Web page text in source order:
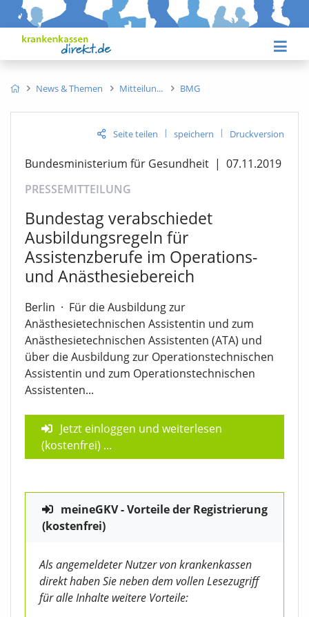
News & Themen Mitteilun BMG
Seite teilen | speichern | Druckversion
Bundesministerium für Gesundheit | 07.11.2019
PRESSEMITTEILUNG
Bundestag verabschiedet
Ausbildungsregeln für
Assistenzberufe im Operations-
und Anästhesiebereich
Berlin · Für die Ausbildung zur
Anästhesietechnischen Assistentin und zum
Anästhesietechnischen Assistenten (ATA) und
über die Ausbildung zur Operationstechnischen
Assistentin und zum Operationstechnischen
Assistenten...
Jetzt einloggen und weiterlesen
(kostenfrei) ...
meineGKV - Vorteile der Registrierung
(kostenfrei)
Als angemeldeter Nutzer von krankenkassen
direkt haben Sie neben dem vollen Lesezugriff
für alle Inhalte weitere Vorteile: